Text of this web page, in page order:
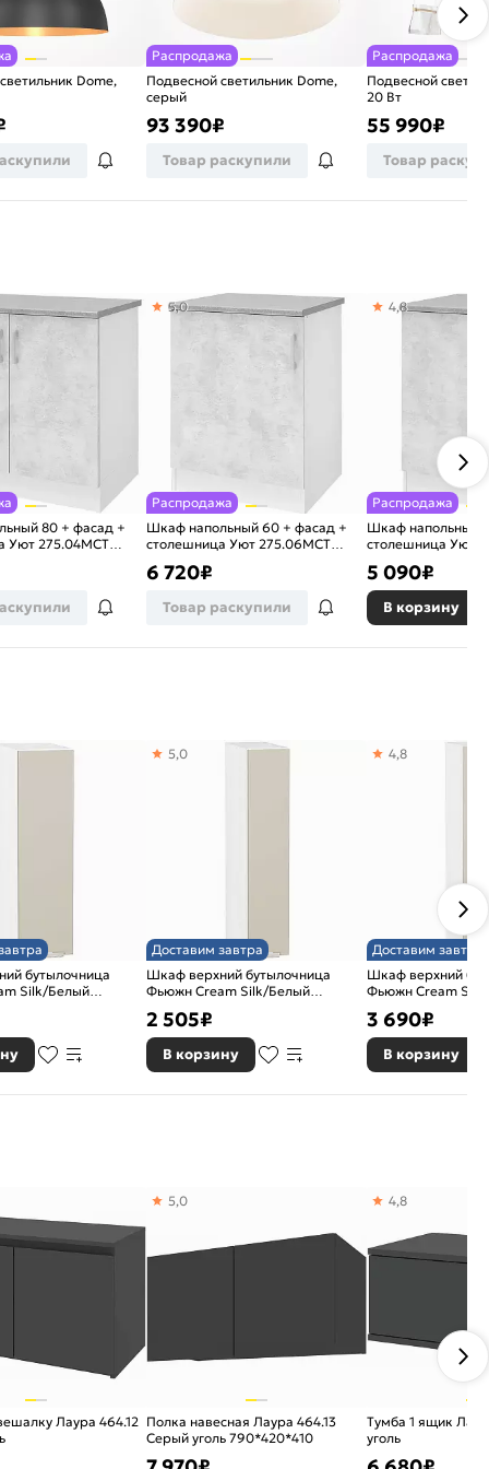
Dome,
Распродажа
Подвесной светильник Dome,
серый
93 390₽
Товар раскупили
Распродажа
Подвесной
20 Вт
55 990₽
Товар
80 + фасад +
Уют 275.04МСТ
Распродажа
Шкаф напольный 60 + фасад +
столешница Уют 275.06МСТ
5,0
6 720₽
Товар раскупили
Распродажа
Шкаф напольный
столешница Уют
4,8
5 090₽
В корзину
бутылочница
Silk/Белый
Доставим завтра
Шкаф верхний бутылочница
Фьюжн Cream Silk/Белый
5,0
2 505₽
В корзину
Доставим завтра
Шкаф верхний
Фьюжн Cream
4,8
3 690₽
В корзину
Лаура 464.12 Полка навесная Лаура 464.13
Серый уголь 790*420*410
5,0
Тумба 1 ящик
уголь
4,8